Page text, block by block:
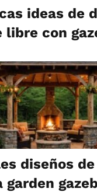
ideas de
libre con
diseños
garden